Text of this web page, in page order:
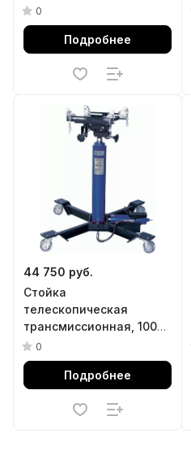
подъема 1360-2030 мм,
HigH Position Matrix
0
Подробнее
44 750 руб.
Стойка
телескопическая
трансмиссионная, 1000
кг,
пневмогидравлическая
МАСТАК 711-11000
0
Подробнее